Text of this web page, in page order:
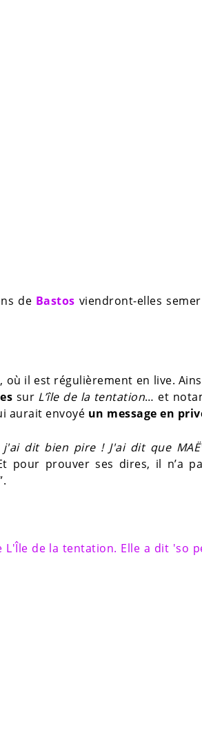
de Bastos viendront-elles
il est régulièrement en live.
sur L’île de la tentation… et
aurait envoyé un message en
dit bien pire ! J'ai dit que
pour prouver ses dires, il n’a
L'Île de la tentation. Elle a dit 'so